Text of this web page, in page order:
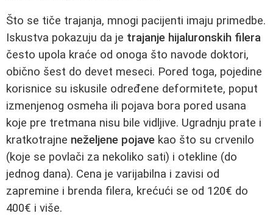
Što se tiče trajanja, mnogi pacijenti imaju primedbe.
Iskustva pokazuju da je trajanje hijaluronskih filera
često upola kraće od onoga što navode doktori,
obično šest do devet meseci. Pored toga, pojedine
korisnice su iskusile određene deformitete, poput
izmenjenog osmeha ili pojava bora pored usana
koje pre tretmana nisu bile vidljive. Ugradnju prate i
kratkotrajne neželjene pojave kao što su crvenilo
(koje se povlači za nekoliko sati) i otekline (do
jednog dana). Cena je varijabilna i zavisi od
zapremine i brenda filera, krećući se od 120€ do
400€ i više.